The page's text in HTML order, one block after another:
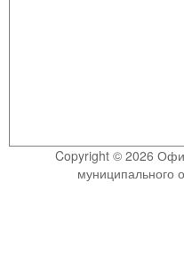
Copyright © 2026
муниципального